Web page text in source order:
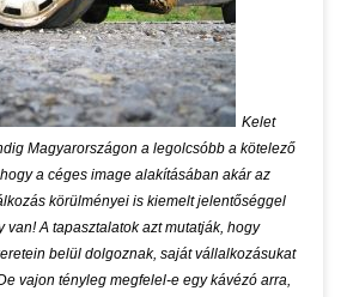
Kelet
Magyarországon a legolcsóbb a kötelező
a céges image alakításában akár az
körülményei is kiemelt jelentőséggel
van! A tapasztalatok azt mutatják, hogy
belül dolgoznak, saját vállalkozásukat
vajon tényleg megfelel-e egy kávézó arra,